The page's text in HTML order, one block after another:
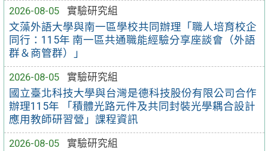
2026-08-05
實驗研究組
文藻外語大學與南一區學校共同辦理「職人培育校企
同行：115年 南一區共通職能經驗分享座談會（外語
群＆商管群）」
2026-08-05
實驗研究組
國立臺北科技大學與台灣是德科技股份有限公司合作
辦理115年 「積體光路元件及共同封裝光學耦合設計
應用教師研習營」課程資訊
2026-08-05
實驗研究組